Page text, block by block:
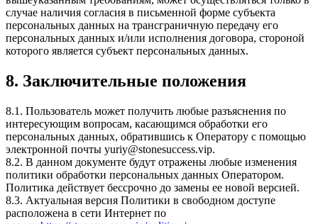
случае наличия согласия в письменной форме субъекта
персональных данных на трансграничную передачу его
персональных данных и/или исполнения договора, стороной
которого является субъект персональных данных.
8. Заключительные положения
8.1. Пользователь может получить любые разъяснения по
интересующим вопросам, касающимся обработки его
персональных данных, обратившись к Оператору с помощью
электронной почты yuriy@stonesuccess.vip.
8.2. В данном документе будут отражены любые изменения
политики обработки персональных данных Оператором.
Политика действует бессрочно до замены ее новой версией.
8.3. Актуальная версия Политики в свободном доступе
расположена в сети Интернет по